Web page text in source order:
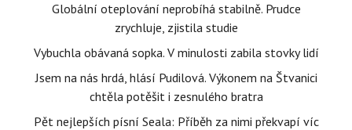
Globální oteplování neprobíhá stabilně. Prudce
zrychluje, zjistila studie
Vybuchla obávaná sopka. V minulosti zabila stovky lidí
Jsem na nás hrdá, hlásí Pudilová. Výkonem na Štvanici
chtěla potěšit i zesnulého bratra
Pět nejlepších písní Seala: Příběh za nimi překvapí víc